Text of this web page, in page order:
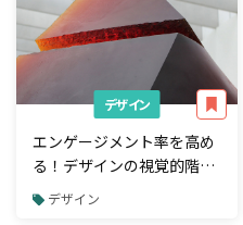
デザイン
エンゲージメント率を高め
る！デザインの視覚的階層
ルール「ビジュアルヒエラ
ルキー」3つのコツ
デザイン